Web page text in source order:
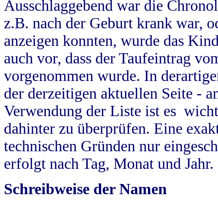
Ausschlaggebend war die
z.B. nach der Geburt krank war,
anzeigen konnten, wurde das
auch vor, dass der Taufeintrag
vorgenommen wurde. In
der derzeitigen aktuellen Seite -
Verwendung der Liste ist es
dahinter zu überprüfen. Eine
technischen Gründen nur
erfolgt nach Tag, Monat und Jahr.
Schreibweise der Namen